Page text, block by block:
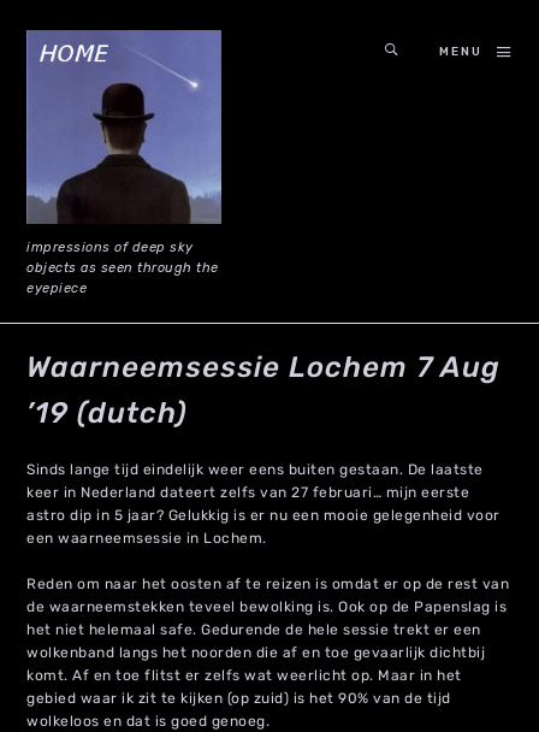
impressions of deep sky
objects as seen through the
eyepiece
MENU
Waarneemsessie Lochem 7 Aug
’19 (dutch)
Sinds lange tijd eindelijk weer eens buiten gestaan. De laatste
keer in Nederland dateert zelfs van 27 februari… mijn eerste
astro dip in 5 jaar? Gelukkig is er nu een mooie gelegenheid voor
een waarneemsessie in Lochem.
Reden om naar het oosten af te reizen is omdat er op de rest van
de waarneemstekken teveel bewolking is. Ook op de Papenslag is
het niet helemaal safe. Gedurende de hele sessie trekt er een
wolkenband langs het noorden die af en toe gevaarlijk dichtbij
komt. Af en toe flitst er zelfs wat weerlicht op. Maar in het
gebied waar ik zit te kijken (op zuid) is het 90% van de tijd
wolkeloos en dat is goed genoeg.